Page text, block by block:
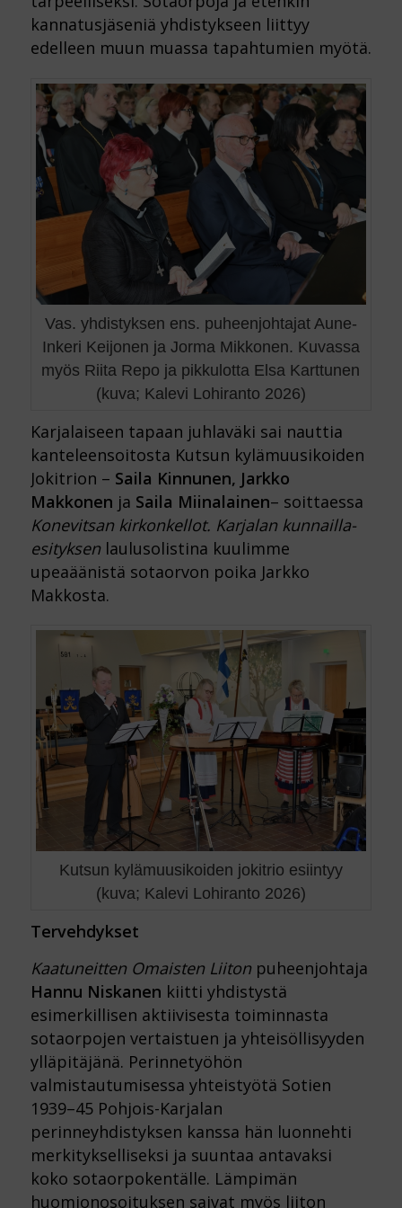
kannatusjäseniä yhdistykseen liittyy
edelleen muun muassa tapahtumien myötä.
Vas. yhdistyksen ens. puheenjohtajat Aune-
Inkeri Keijonen ja Jorma Mikkonen. Kuvassa
myös Riita Repo ja pikkulotta Elsa Karttunen
(kuva; Kalevi Lohiranto 2026)
Karjalaiseen tapaan juhlaväki sai nauttia
kanteleensoitosta Kutsun kylämuusikoiden
Jokitrion – Saila Kinnunen, Jarkko
Makkonen ja Saila Miinalainen– soittaessa
Konevitsan kirkonkellot. Karjalan kunnailla-
esityksen laulusolistina kuulimme
upeaäänistä sotaorvon poika Jarkko
Makkosta.
Kutsun kylämuusikoiden jokitrio esiintyy
(kuva; Kalevi Lohiranto 2026)
Tervehdykset
Kaatuneitten Omaisten Liitonpuheenjohtaja
Hannu Niskanen kiitti yhdistystä
esimerkillisen aktiivisesta toiminnasta
sotaorpojen vertaistuen ja yhteisöllisyyden
ylläpitäjänä. Perinnetyöhön
valmistautumisessa yhteistyötä Sotien
1939–45 Pohjois-Karjalan
perinneyhdistyksen kanssa hän luonnehti
merkitykselliseksi ja suuntaa antavaksi
koko sotaorpokentälle. Lämpimän
huomionosoituksen saivat myös liiton